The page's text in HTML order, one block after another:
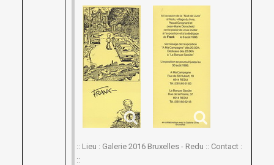
:: Lieu : Galerie 2016 Bruxelles - Redu :: Contact :
::